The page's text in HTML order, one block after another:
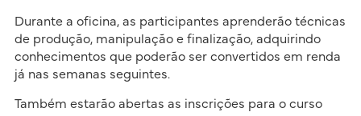
Durante a oficina, as participantes aprenderão técnicas
de produção, manipulação e finalização, adquirindo
conhecimentos que poderão ser convertidos em renda
já nas semanas seguintes.
Também estarão abertas as inscrições para o curso